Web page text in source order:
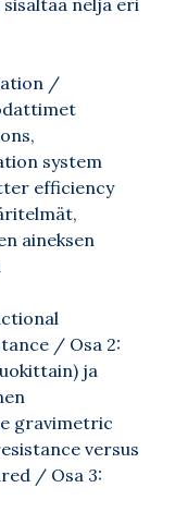
/
system
efficiency
aineksen
/ Osa 2:
ja
gravimetric
versus
/ Osa 3: